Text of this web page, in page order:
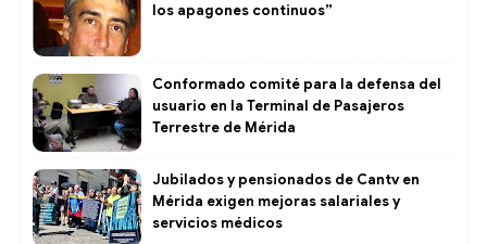
los apagones continuos”
Conformado comité para la defensa del
usuario en la Terminal de Pasajeros
Terrestre de Mérida
Jubilados y pensionados de Cantv en
Mérida exigen mejoras salariales y
servicios médicos